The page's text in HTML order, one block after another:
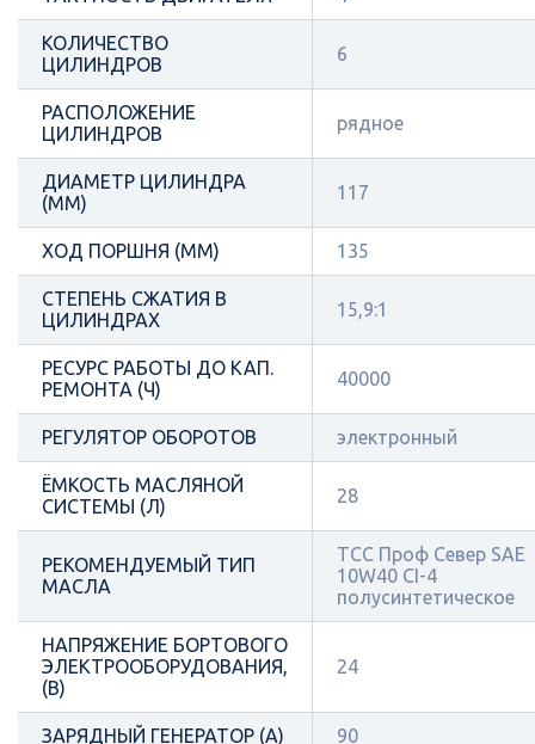
КОЛИЧЕСТВО
ЦИЛИНДРОВ
6
РАСПОЛОЖЕНИЕ
ЦИЛИНДРОВ
рядное
ДИАМЕТР ЦИЛИНДРА
(ММ)
117
ХОД ПОРШНЯ (ММ) 135
СТЕПЕНЬ СЖАТИЯ В
ЦИЛИНДРАХ
15,9:1
РЕСУРС РАБОТЫ ДО КАП.
РЕМОНТА (Ч)
40000
РЕГУЛЯТОР ОБОРОТОВ электронный
ЁМКОСТЬ МАСЛЯНОЙ
СИСТЕМЫ (Л)
28
РЕКОМЕНДУЕМЫЙ ТИП
МАСЛА
ТСС Проф Север SAE
10W40 CI-4
полусинтетическое
НАПРЯЖЕНИЕ БОРТОВОГО
ЭЛЕКТРООБОРУДОВАНИЯ,
(В)
24
ЗАРЯДНЫЙ ГЕНЕРАТОР (А) 90